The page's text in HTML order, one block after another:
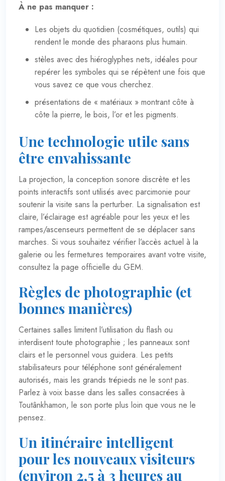
À ne pas manquer :
Les objets du quotidien (cosmétiques, outils) qui
rendent le monde des pharaons plus humain.
stèles avec des hiéroglyphes nets, idéales pour
repérer les symboles qui se répètent une fois que
vous savez ce que vous cherchez.
présentations de « matériaux » montrant côte à
côte la pierre, le bois, l’or et les pigments.
Une technologie utile sans
être envahissante
La projection, la conception sonore discrète et les
points interactifs sont utilisés avec parcimonie pour
soutenir la visite sans la perturber. La signalisation est
claire, l’éclairage est agréable pour les yeux et les
rampes/ascenseurs permettent de se déplacer sans
marches. Si vous souhaitez vérifier l’accès actuel à la
galerie ou les fermetures temporaires avant votre visite,
consultez la page officielle du GEM.
Règles de photographie (et
bonnes manières)
Certaines salles limitent l’utilisation du flash ou
interdisent toute photographie ; les panneaux sont
clairs et le personnel vous guidera. Les petits
stabilisateurs pour téléphone sont généralement
autorisés, mais les grands trépieds ne le sont pas.
Parlez à voix basse dans les salles consacrées à
Toutânkhamon, le son porte plus loin que vous ne le
pensez.
Un itinéraire intelligent
pour les nouveaux visiteurs
(environ 2,5 à 3 heures au